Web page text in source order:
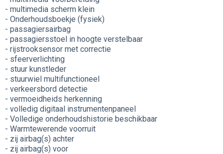
- multimedia scherm klein
- Onderhoudsboekje (fysiek)
- passagiersairbag
- passagiersstoel in hoogte verstelbaar
- rijstrooksensor met correctie
- sfeerverlichting
- stuur kunstleder
- stuurwiel multifunctioneel
- verkeersbord detectie
- vermoeidheids herkenning
- volledig digitaal instrumentenpaneel
- Volledige onderhoudshistorie beschikbaar
- Warmtewerende voorruit
- zij airbag(s) achter
- zij airbag(s) voor